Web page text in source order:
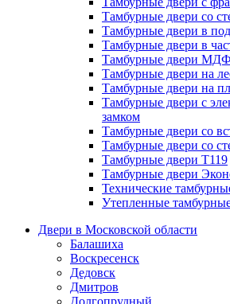
Тамбурные двери со
Тамбурные двери в
Тамбурные двери в
Тамбурные двери МДФ
Тамбурные двери на
Тамбурные двери на
Тамбурные двери с
замком
Тамбурные двери со
Тамбурные двери со
Тамбурные двери Т119
Тамбурные двери
Технические
Утепленные
Двери в Московской области
Балашиха
Воскресенск
Дедовск
Дмитров
Долгопрудный